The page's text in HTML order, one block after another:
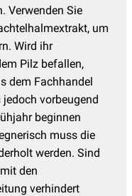
Verwenden Sie
um
Wird ihr
Pilz befallen,
dem Fachhandel
vorbeugend
beginnen
muss die
werden. Sind
den
verhindert